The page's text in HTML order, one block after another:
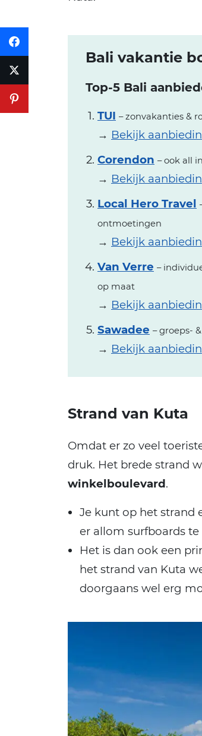
Bali vakantie
Top-5 Bali
TUI – zonvakanties &
→ Bekijk
Corendon – ook all
→ Bekijk
Local Hero Travel
ontmoetingen
→ Bekijk
Van Verre –
op maat
→ Bekijk
Sawadee – groeps-
→ Bekijk
Strand van Kuta
Omdat er zo veel
druk. Het brede strand
winkelboulevard.
Je kunt op het strand
er allom surfboards
Het is dan ook een
het strand van Kuta
doorgaans wel erg